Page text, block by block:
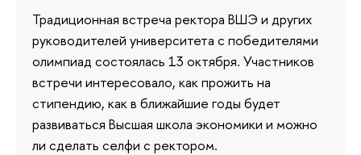
Традиционная встреча ректора ВШЭ и других
руководителей университета с победителями
олимпиад состоялась 13 октября. Участников
встречи интересовало, как прожить на
стипендию, как в ближайшие годы будет
развиваться Высшая школа экономики и можно
ли сделать селфи с ректором.